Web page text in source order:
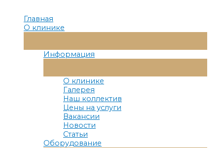
Главная
О клинике
Меню
Информация
Меню
О клинике
Галерея
Наш коллектив
Цены на услуги
Вакансии
Новости
Статьи
Оборудование